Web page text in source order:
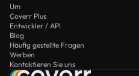
Um
Coverr Plus
Entwickler / API
Blog
Häufig gestellte Fragen
Werben
Kontaktieren Sie uns